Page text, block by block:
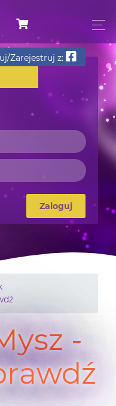
Zarejestruj z:
Zaloguj
-